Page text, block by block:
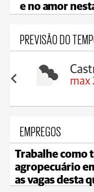
e no amor
PREVISÃO DO
19°C
EMPREGOS
Trabalhe como
agropecuário
as vagas desta